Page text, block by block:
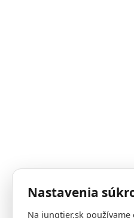
Nastavenia
Na jungtier.sk